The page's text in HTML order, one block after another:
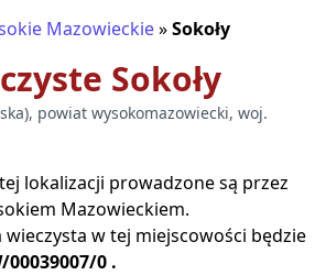
Mazowieckie»Sokoły
Sokoły
), powiat wysokomazowiecki, woj.
lokalizacji prowadzone są przez
Mazowieckiem.
w tej miejscowości będzie
00039007/0 .